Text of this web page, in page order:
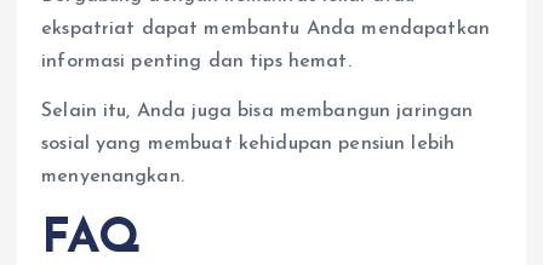
ekspatriat dapat membantu Anda mendapatkan
informasi penting dan tips hemat.
Selain itu, Anda juga bisa membangun jaringan
sosial yang membuat kehidupan pensiun lebih
menyenangkan.
FAQ